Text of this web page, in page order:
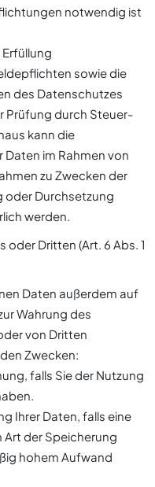
notwendig ist
sowie die
des Datenschutzes
Prüfung durch Steuer-
kann die
im Rahmen von
zu Zwecken der
oder Durchsetzung
werden.
Dritten (Art. 6 Abs. 1
Daten außerdem auf
Wahrung des
von Dritten
Zwecken:
falls Sie der Nutzung
Ihrer Daten, falls eine
der Speicherung
hohem Aufwand